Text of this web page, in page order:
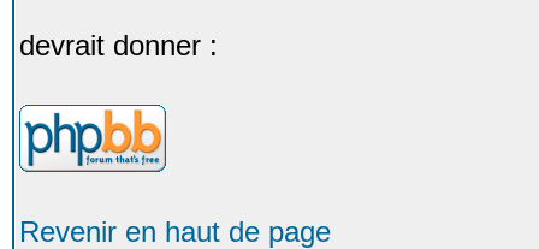
devrait donner :
Revenir en haut de page